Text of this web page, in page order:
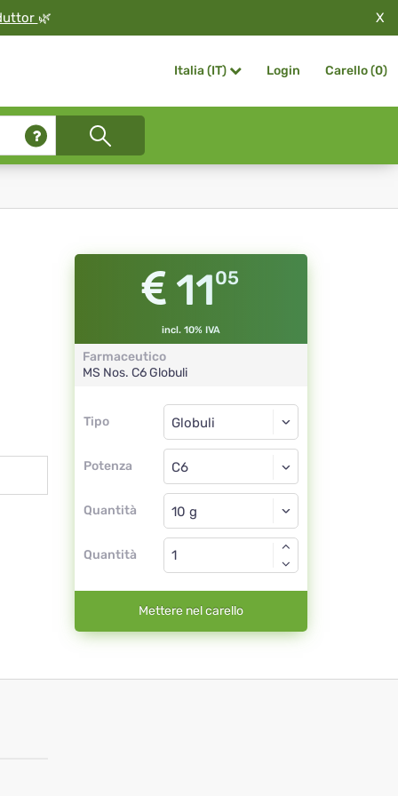
🌿 X
Italia (IT) Login Carello (0)
1105
incl. 10% IVA
Farmaceutico
MS Nos. C6 Globuli
Tipo
Tipo
Potenza
Globuli
C6
Quantità
Globuli
Quantità
Mettere nel carello